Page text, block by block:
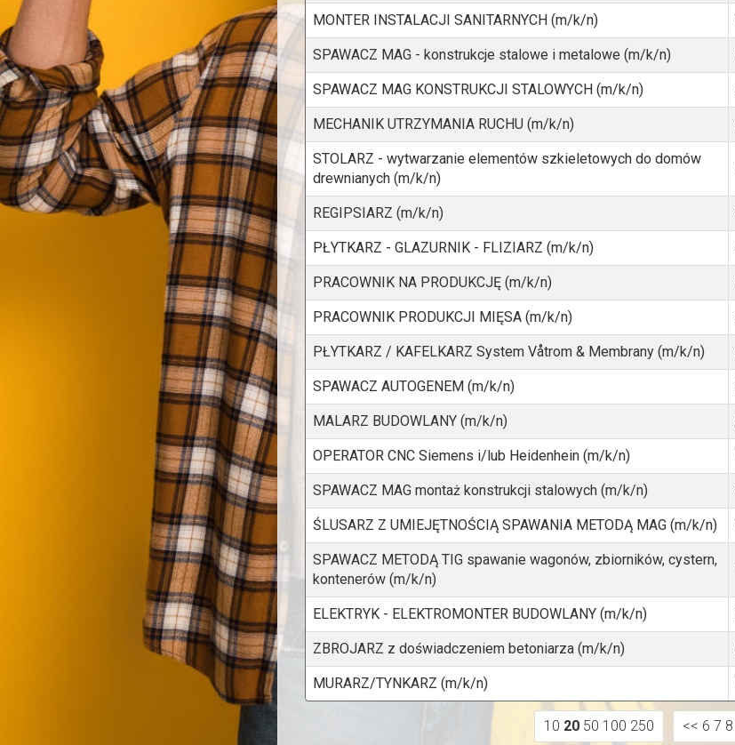
MONTER INSTALACJI SANITARNYCH (m/k/n)
SPAWACZ MAG - konstrukcje stalowe i metalowe (m/k/n)
SPAWACZ MAG KONSTRUKCJI STALOWYCH (m/k/n)
MECHANIK UTRZYMANIA RUCHU (m/k/n)
STOLARZ - wytwarzanie elementów szkieletowych do domów
drewnianych (m/k/n)
REGIPSIARZ (m/k/n)
PŁYTKARZ - GLAZURNIK - FLIZIARZ (m/k/n)
PRACOWNIK NA PRODUKCJĘ (m/k/n)
PRACOWNIK PRODUKCJI MIĘSA (m/k/n)
PŁYTKARZ / KAFELKARZ System Våtrom & Membrany (m/k/n)
SPAWACZ AUTOGENEM (m/k/n)
MALARZ BUDOWLANY (m/k/n)
OPERATOR CNC Siemens i/lub Heidenhein (m/k/n)
SPAWACZ MAG montaż konstrukcji stalowych (m/k/n)
ŚLUSARZ Z UMIEJĘTNOŚCIĄ SPAWANIA METODĄ MAG (m/k/n)
SPAWACZ METODĄ TIG spawanie wagonów, zbiorników, cystern,
kontenerów (m/k/n)
ELEKTRYK - ELEKTROMONTER BUDOWLANY (m/k/n)
ZBROJARZ z doświadczeniem betoniarza (m/k/n)
MURARZ/TYNKARZ (m/k/n)
10 20 50 100 250 << 6 7 8